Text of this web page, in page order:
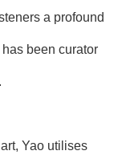
a profound
been curator
Yao utilises